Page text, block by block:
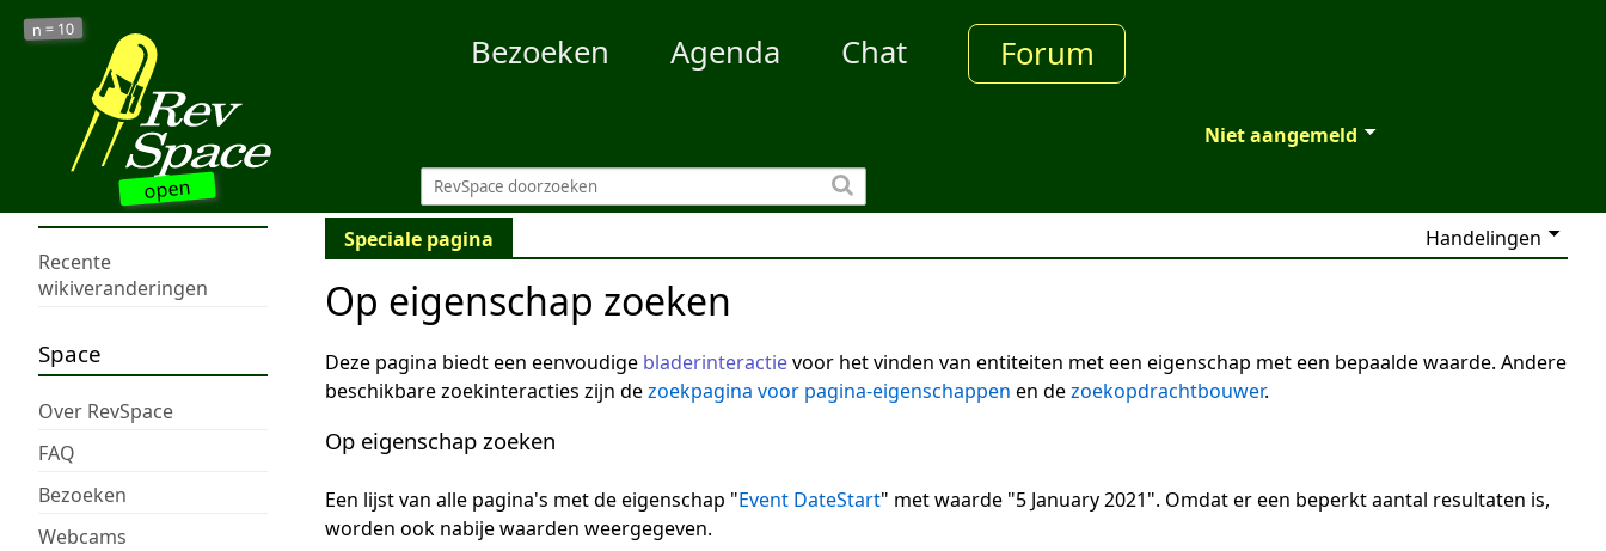
open
n = 10
Bezoeken Agenda Chat Forum
Niet aangemeld
Recente
wikiveranderingen
Space
Over RevSpace
FAQ
Bezoeken
Webcams
Speciale pagina Handelingen
Op eigenschap zoeken
Deze pagina biedt een eenvoudige bladerinteractievoor het vinden van entiteiten met een eigenschap met een bepaalde waarde. Andere
beschikbare zoekinteracties zijn dezoekpagina voor pagina-eigenschappen en dezoekopdrachtbouwer.
Op eigenschap zoeken
Een lijst van alle pagina's met de eigenschap "Event DateStart" met waarde "5 January 2021". Omdat er een beperkt aantal resultaten is,
worden ook nabije waarden weergegeven.